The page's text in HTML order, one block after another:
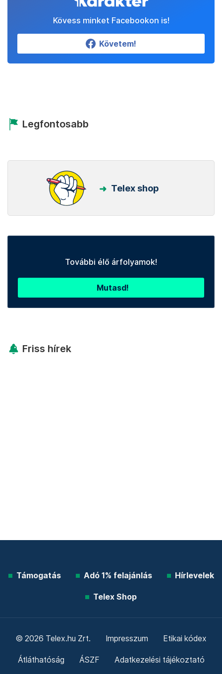
Kövess minket Facebookon is!
Követem!
Legfontosabb
Telex shop
További élő árfolyamok!
Mutasd!
Friss hírek
Támogatás Adó 1% felajánlás Hírlevelek
Telex Shop
© 2026 Telex.hu Zrt. Impresszum Etikai kódex
Átláthatóság ÁSZF Adatkezelési tájékoztató